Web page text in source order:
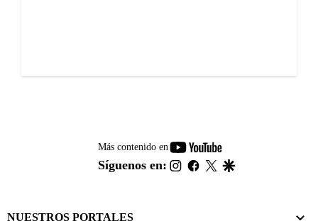
Más contenido en
youtube-
footer
Síguenos en: instagram
facebook
twitter
NUESTROS PORTALES